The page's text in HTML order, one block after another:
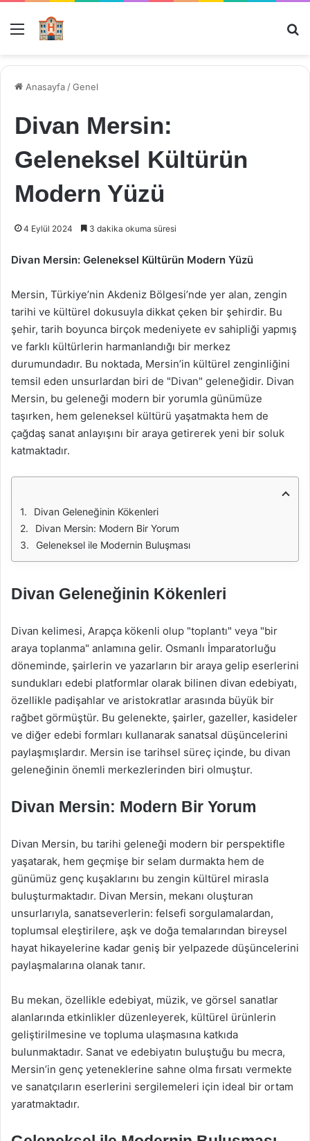
Menü
Anasayfa /Genel
Divan Mersin:
Geleneksel Kültürün
Modern Yüzü
4 Eylül 2024 3 dakika okuma süresi
Divan Mersin: Geleneksel Kültürün Modern Yüzü
Mersin, Türkiye’nin Akdeniz Bölgesi’nde yer alan, zengin
tarihi ve kültürel dokusuyla dikkat çeken bir şehirdir. Bu
şehir, tarih boyunca birçok medeniyete ev sahipliği yapmış
ve farklı kültürlerin harmanlandığı bir merkez
durumundadır. Bu noktada, Mersin’in kültürel zenginliğini
temsil eden unsurlardan biri de "Divan" geleneğidir. Divan
Mersin, bu geleneği modern bir yorumla günümüze
taşırken, hem geleneksel kültürü yaşatmakta hem de
çağdaş sanat anlayışını bir araya getirerek yeni bir soluk
katmaktadır.
Divan Geleneğinin Kökenleri
Divan Mersin: Modern Bir Yorum
Geleneksel ile Modernin Buluşması
Divan Geleneğinin Kökenleri
Divan kelimesi, Arapça kökenli olup "toplantı" veya "bir
araya toplanma" anlamına gelir. Osmanlı İmparatorluğu
döneminde, şairlerin ve yazarların bir araya gelip eserlerini
sundukları edebi platformlar olarak bilinen divan edebiyatı,
özellikle padişahlar ve aristokratlar arasında büyük bir
rağbet görmüştür. Bu gelenekte, şairler, gazeller, kasideler
ve diğer edebi formları kullanarak sanatsal düşüncelerini
paylaşmışlardır. Mersin ise tarihsel süreç içinde, bu divan
geleneğinin önemli merkezlerinden biri olmuştur.
Divan Mersin: Modern Bir Yorum
Divan Mersin, bu tarihi geleneği modern bir perspektifle
yaşatarak, hem geçmişe bir selam durmakta hem de
günümüz genç kuşaklarını bu zengin kültürel mirasla
buluşturmaktadır. Divan Mersin, mekanı oluşturan
unsurlarıyla, sanatseverlerin: felsefi sorgulamalardan,
toplumsal eleştirilere, aşk ve doğa temalarından bireysel
hayat hikayelerine kadar geniş bir yelpazede düşüncelerini
paylaşmalarına olanak tanır.
Bu mekan, özellikle edebiyat, müzik, ve görsel sanatlar
alanlarında etkinlikler düzenleyerek, kültürel ürünlerin
geliştirilmesine ve topluma ulaşmasına katkıda
bulunmaktadır. Sanat ve edebiyatın buluştuğu bu mecra,
Mersin’in genç yeteneklerine sahne olma fırsatı vermekte
ve sanatçıların eserlerini sergilemeleri için ideal bir ortam
yaratmaktadır.